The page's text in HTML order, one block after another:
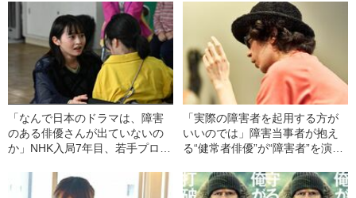
ヤバい」と自覚した“生放送中の
トラブル”
に…NHK局員・杉田淳（56）が
明かす“葛藤”
「なんで日本のドラマは、障害
のある俳優さんが出ていないの
か」NHK入局7年目、若手プロデ
ト』を作った理由
「実際の障害者を起用する方が
いいのでは」障害当事者が抱え
る“健常者俳優”が“障害者”を演じ